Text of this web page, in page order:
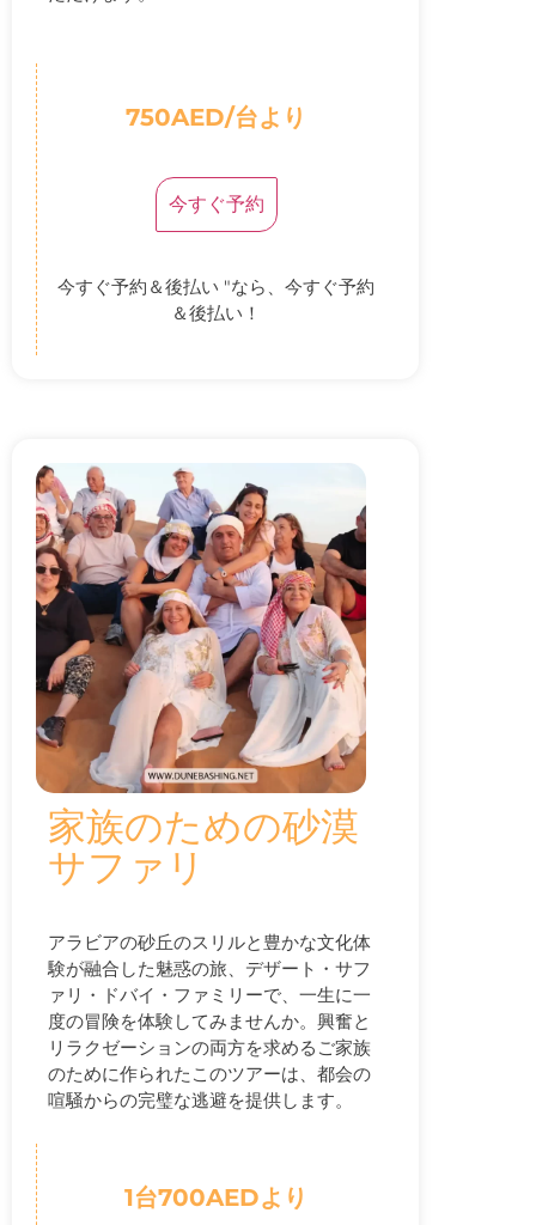
750AED/台より
今すぐ予約
今すぐ予約＆後払い "なら、今すぐ予約
＆後払い！
家族のための砂漠
サファリ
アラビアの砂丘のスリルと豊かな文化体
験が融合した魅惑の旅、デザート・サフ
ァリ・ドバイ・ファミリーで、一生に一
度の冒険を体験してみませんか。興奮と
リラクゼーションの両方を求めるご家族
のために作られたこのツアーは、都会の
喧騒からの完璧な逃避を提供します。
1台700AEDより